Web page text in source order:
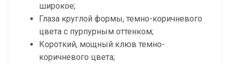
широкое;
Глаза круглой формы, темно-коричневого
цвета с пурпурным оттенком;
Короткий, мощный клюв темно-
коричневого цвета;